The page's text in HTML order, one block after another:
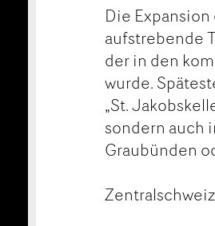
Die
aufstrebende
der in den
wurde.
„St.
sondern auch
Graubünden